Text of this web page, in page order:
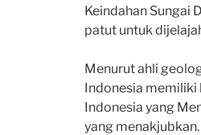
Keindahan Sungai
patut untuk
Menurut ahli
Indonesia memiliki
Indonesia yang
yang